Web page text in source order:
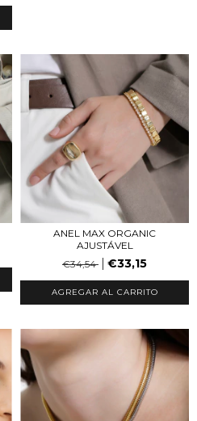
ANEL MAX ORGANIC
AJUSTÁVEL
€34,54
€33,15
AGREGAR AL CARRITO